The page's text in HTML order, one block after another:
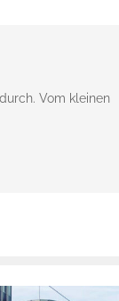
Vom kleinen